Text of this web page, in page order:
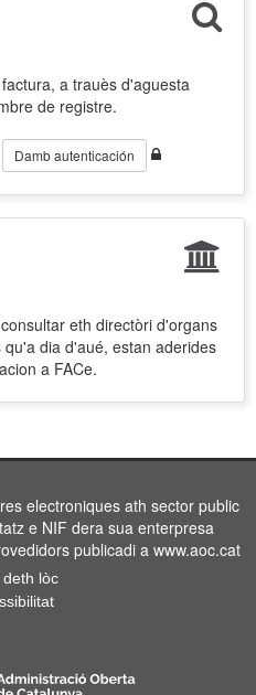
a trauès d'aguesta
de registre.
Damb autenticación
eth directòri d'organs
dia d'aué, estan aderides
a FACe.
electroniques ath sector public
e NIF dera sua enterpresa
publicadi a www.aoc.cat
deth lòc